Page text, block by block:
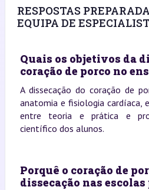
RESPOSTAS
EQUIPA DE
Quais os objetivos da
coração de porco no
A dissecação do coração de
anatomia e fisiologia cardíaca,
entre teoria e prática e
científico dos alunos.
Porquê o coração de
dissecação nas